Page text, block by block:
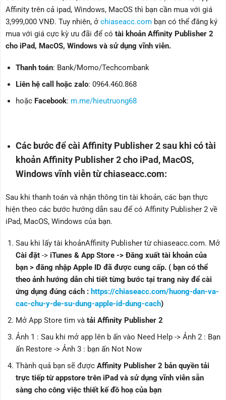
Affinity trên cả ipad, Windows, MacOS thì bạn cần mua với giá
3,999,000 VNĐ. Tuy nhiên, ở chiaseacc.com bạn có thể đăng ký
mua với giá cực kỳ ưu đãi để có tài khoản Affinity Publisher 2
cho iPad, MacOS, Windows và sử dụng vĩnh viễn.
Thanh toán: Bank/Momo/Techcombank
Liên hệ call hoặc zalo: 0964.460.868
hoặc Facebook: m.me/hieutruong68
Các bước để cài Affinity Publisher 2 sau khi có tài
khoản Affinity Publisher 2 cho iPad, MacOS,
Windows vĩnh viễn từ chiaseacc.com:
Sau khi thanh toán và nhận thông tin tài khoản, các bạn thực
hiện theo các bước hướng dẫn sau để có Affinity Publisher 2 về
iPad, MacOS, Windows của bạn.
Sau khi lấy tài khoảnAffinity Publisher từ chiaseacc.com. Mở
Cài đặt-> iTunes & App Store -> Đăng xuất tài khoản của
bạn > đăng nhập Apple ID đã được cung cấp. ( bạn có thể
theo ảnh hướng dẫn chi tiết từng bước tại trang này để cài
ứng dụng đúng cách : https://chiaseacc.com/huong-dan-va-
cac-chu-y-de-su-dung-apple-id-dung-cach)
Mở App Store tìm và tải Affinity Publisher 2
Ảnh 1 : Sau khi mở app lên b ấn vào Need Help -> Ảnh 2 : Bạn
ấn Restore -> Ảnh 3 : bạn ấn Not Now
Thành quả bạn sẽ được Affinity Publisher 2 bản quyền tải
trực tiếp từ appstore trên iPad và sử dụng vĩnh viễn sẵn
sàng cho công việc thiết kế đồ hoạ của bạn